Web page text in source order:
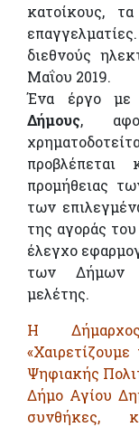
κατοίκους,
διεθνούς
Μαΐου 2019.
Ένα έργο με
Δήμους,
προμήθειας
των
της αγοράς
έλεγχο
των Δήμων
μελέτης.
Η
Ψηφιακής
Δήμο Αγίου
συνθήκες,